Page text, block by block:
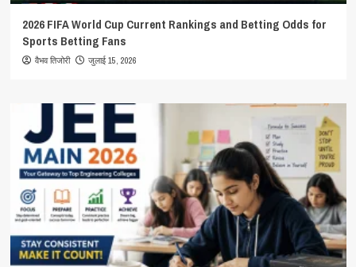
2026 FIFA World Cup Current Rankings and Betting Odds for
Sports Betting Fans
वैभव तिजोरी जुलाई 15, 2026